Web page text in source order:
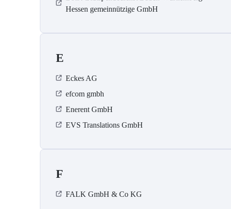
Hessen gemeinnützige GmbH
E
Eckes AG
efcom gmbh
Enerent GmbH
EVS Translations GmbH
F
FALK GmbH & Co KG